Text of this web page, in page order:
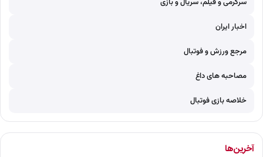
اخبار ایران
مرجع ورزش و فوتبال
مصاحبه های داغ
خلاصه بازی فوتبال
آخرین‌ها